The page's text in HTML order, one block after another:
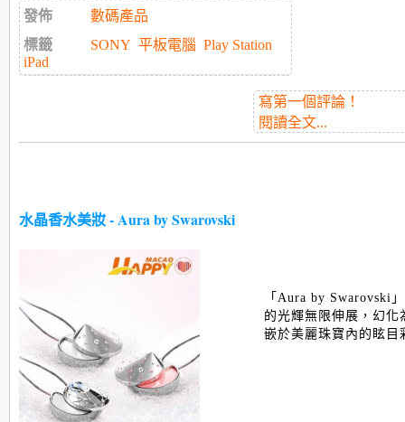
發佈
數碼產品
標籤
SONY 平板電腦 Play Station
iPad
寫第一個評論！
閱讀全文...
水晶香水美妝 - Aura by Swarovski
「Aura by Swarovski
的光輝無限伸展，幻
嵌於美麗珠寶內的眩